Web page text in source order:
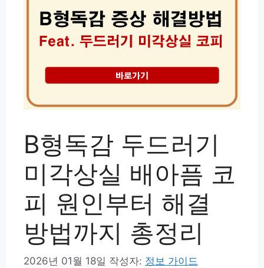
B형독감 두드러기
미각상실 배아픔 코
피 원인부터 해결
방법까지 총정리
2026년 01월 18일 작성자: 정보 가이드